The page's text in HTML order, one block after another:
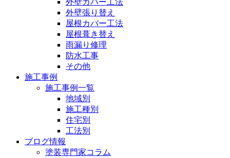
外壁カバー工法
外壁張り替え
屋根カバー工法
屋根葺き替え
雨漏り修理
防水工事
その他
施工事例
施工事例一覧
地域別
施工種別
住宅別
工法別
ブログ情報
塗装専門家コラム